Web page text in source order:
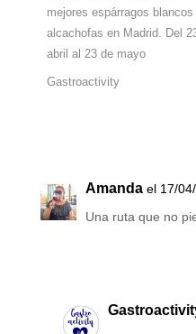
mejores espárragos
alcachofas en Madrid. Del
abril al 23 de mayo
Gastroactivity
Amanda el 17/
Una ruta que no